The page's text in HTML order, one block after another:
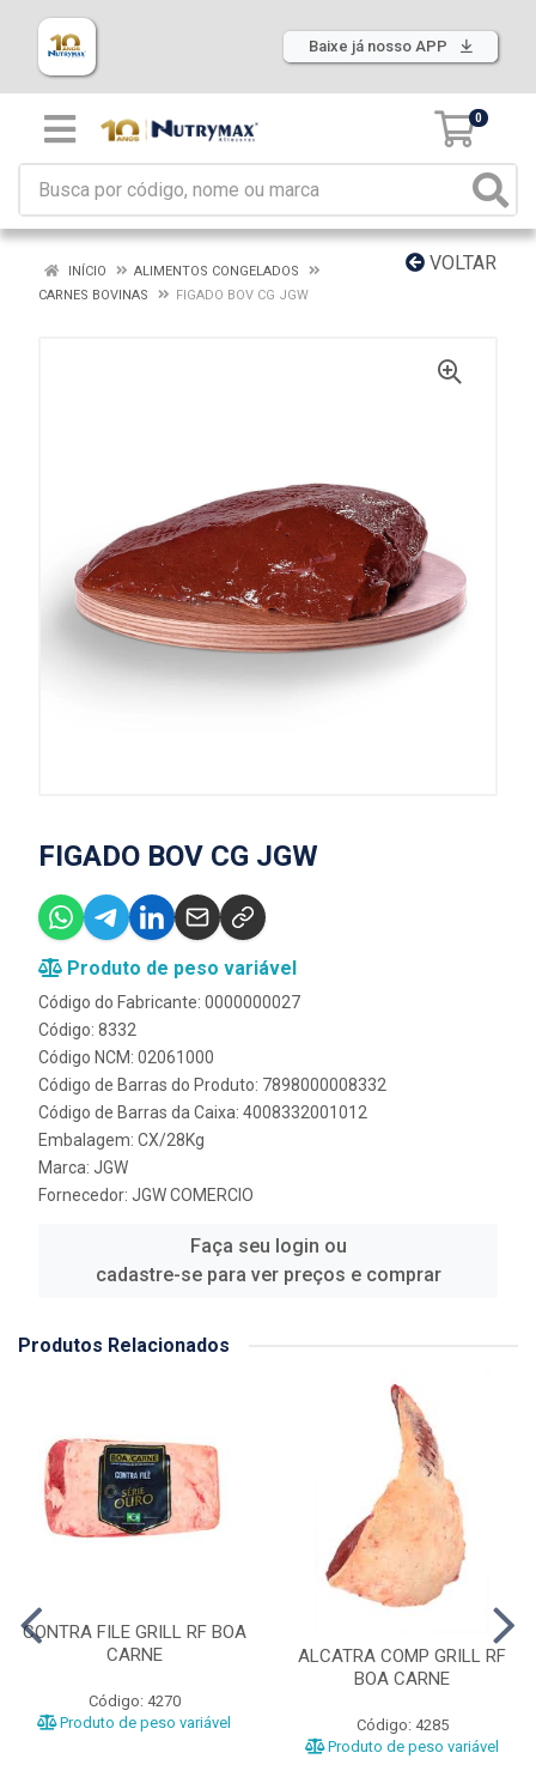
Baixe já nosso APP
0
VOLTAR
INÍCIO
ALIMENTOS CONGELADOS
CARNES BOVINAS
FIGADO BOV CG JGW
FIGADO BOV CG JGW
Produto de peso variável
Código do Fabricante: 0000000027
Código: 8332
Código NCM: 02061000
Código de Barras do Produto: 7898000008332
Código de Barras da Caixa: 4008332001012
Embalagem: CX/28Kg
Marca: JGW
Fornecedor: JGW COMERCIO
Faça seu login ou
cadastre-se para ver preços e comprar
Produtos Relacionados
CONTRA FILE GRILL RF BOA
CARNE
Código: 4270
Produto de peso variável
ALCATRA COMP GRILL RF
BOA CARNE
Código: 4285
Produto de peso variável